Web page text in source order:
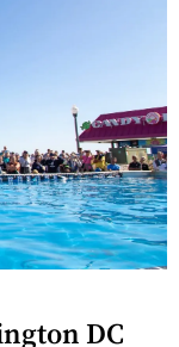
DC